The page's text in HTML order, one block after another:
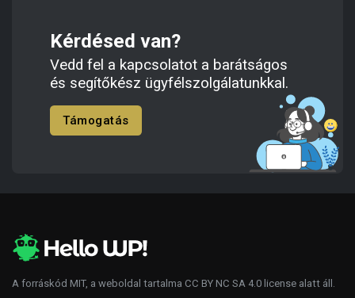
Kérdésed van?
Vedd fel a kapcsolatot a barátságos
és segítőkész ügyfélszolgálatunkkal.
Támogatás
A forráskód MIT, a weboldal tartalma CC BY NC SA 4.0 license alatt áll.